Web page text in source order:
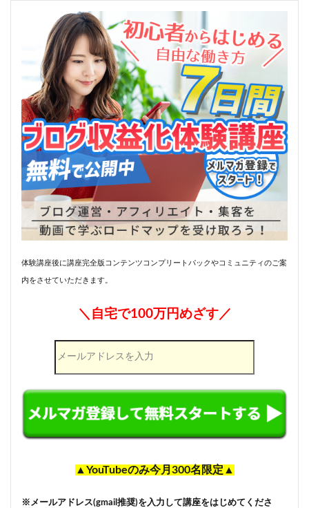
体験講座後に講座完全版コンテンツコンプリートパックやコミュニティのご案
内をさせていただきます。
＼自宅で100万円めざす／
▲YouTubeのみ今月300名限定▲
※メールアドレス(gmail推奨)を入力して講座をはじめてくださ